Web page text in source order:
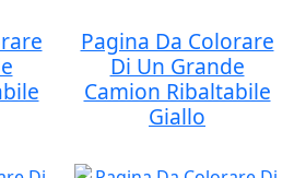
Pagina Da Colorare
Di Un Grande
Camion Ribaltabile
Giallo